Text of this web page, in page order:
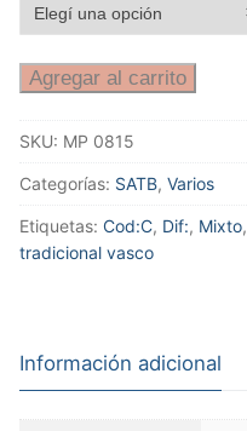
Agregar al carrito
SKU: MP 0815
Categorías: SATB, Varios
Etiquetas: Cod:C, Dif:, Mixto,
tradicional vasco
Información adicional